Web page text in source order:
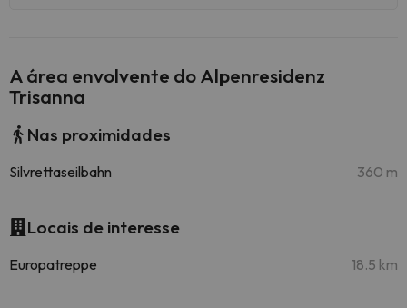
A área envolvente do Alpenresidenz
Trisanna
Nas proximidades
Silvrettaseilbahn 360 m
Locais de interesse
Europatreppe 18.5 km